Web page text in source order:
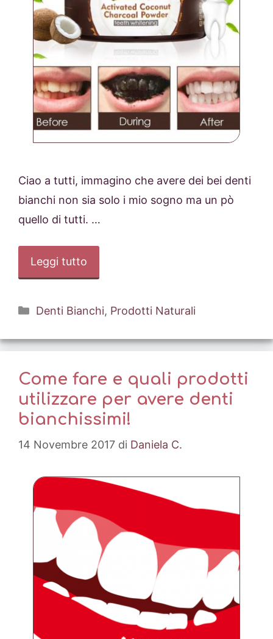
Ciao a tutti, immagino che avere dei bei denti
bianchi non sia solo i mio sogno ma un pò
quello di tutti. …
Leggi tutto
Categorie
Denti Bianchi, Prodotti Naturali
Come fare e quali prodotti
utilizzare per avere denti
bianchissimi!
14 Novembre 2017 di Daniela C.